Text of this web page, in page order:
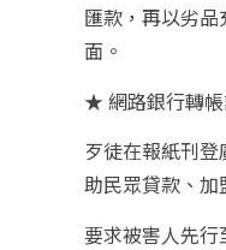
匯款，再以劣
面。
★ 網路銀行轉
歹徒在報紙刊
助民眾貸款、加
要求被害人先